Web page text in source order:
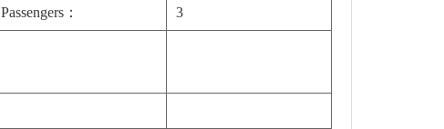
Passengers： 3